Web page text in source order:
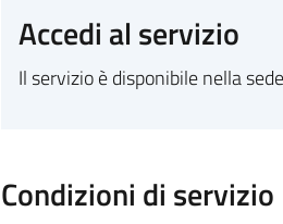
Accedi al servizio
Il servizio è disponibile nella
Condizioni di servizio